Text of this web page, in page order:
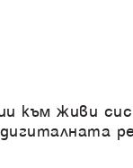
към живи